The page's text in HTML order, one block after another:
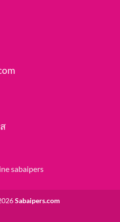
Sabaipers.com